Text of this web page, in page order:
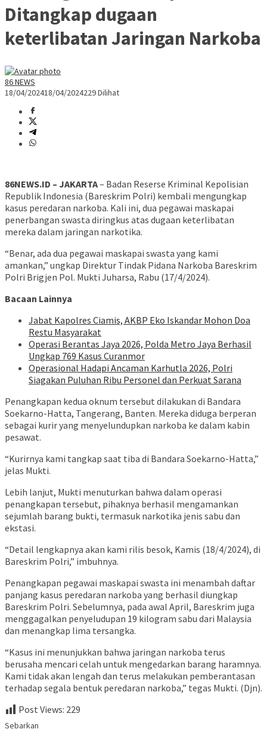
Ditangkap dugaan
keterlibatan Jaringan Narkoba
86 NEWS
18/04/202418/04/2024229 Dilihat
86NEWS.ID – JAKARTA– Badan Reserse Kriminal Kepolisian
Republik Indonesia (Bareskrim Polri) kembali mengungkap
kasus peredaran narkoba. Kali ini, dua pegawai maskapai
penerbangan swasta diringkus atas dugaan keterlibatan
mereka dalam jaringan narkotika.
“Benar, ada dua pegawai maskapai swasta yang kami
amankan,” ungkap Direktur Tindak Pidana Narkoba Bareskrim
Polri Brigjen Pol. Mukti Juharsa, Rabu (17/4/2024).
Bacaan Lainnya
Jabat Kapolres Ciamis, AKBP Eko Iskandar Mohon Doa
Restu Masyarakat
Operasi Berantas Jaya 2026, Polda Metro Jaya Berhasil
Ungkap 769 Kasus Curanmor
Operasional Hadapi Ancaman Karhutla 2026, Polri
Siagakan Puluhan Ribu Personel dan Perkuat Sarana
Penangkapan kedua oknum tersebut dilakukan di Bandara
Soekarno-Hatta, Tangerang, Banten. Mereka diduga berperan
sebagai kurir yang menyelundupkan narkoba ke dalam kabin
pesawat.
“Kurirnya kami tangkap saat tiba di Bandara Soekarno-Hatta,”
jelas Mukti.
Lebih lanjut, Mukti menuturkan bahwa dalam operasi
penangkapan tersebut, pihaknya berhasil mengamankan
sejumlah barang bukti, termasuk narkotika jenis sabu dan
ekstasi.
“Detail lengkapnya akan kami rilis besok, Kamis (18/4/2024), di
Bareskrim Polri,” imbuhnya.
Penangkapan pegawai maskapai swasta ini menambah daftar
panjang kasus peredaran narkoba yang berhasil diungkap
Bareskrim Polri. Sebelumnya, pada awal April, Bareskrim juga
menggagalkan penyeludupan 19 kilogram sabu dari Malaysia
dan menangkap lima tersangka.
“Kasus ini menunjukkan bahwa jaringan narkoba terus
berusaha mencari celah untuk mengedarkan barang haramnya.
Kami tidak akan lengah dan terus melakukan pemberantasan
terhadap segala bentuk peredaran narkoba,” tegas Mukti. (Djn).
Post Views: 229
Sebarkan